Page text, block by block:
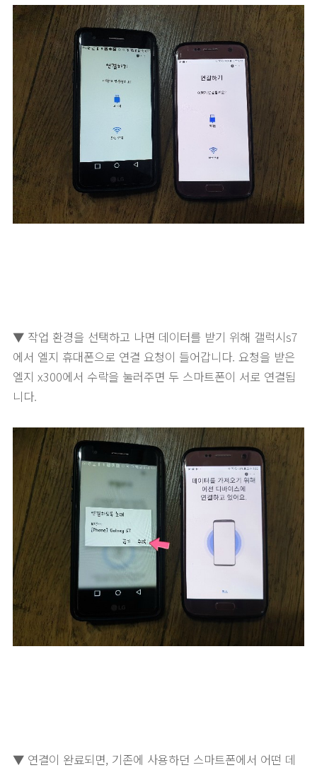
▼ 작업 환경을 선택하고 나면 데이터를 받기 위해 갤럭시s7
에서 엘지 휴대폰으로 연결 요청이 들어갑니다. 요청을 받은
엘지 x300에서 수락을 눌러주면 두 스마트폰이 서로 연결됩
니다.
▼ 연결이 완료되면, 기존에 사용하던 스마트폰에서 어떤 데